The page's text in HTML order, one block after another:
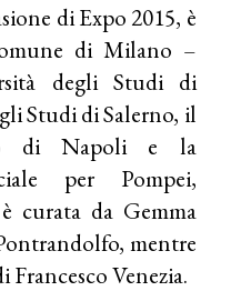
di Expo 2015, è
di Milano –
degli Studi di
Studi di Salerno, il
di Napoli e la
per Pompei,
curata da Gemma
mentre
Francesco Venezia.